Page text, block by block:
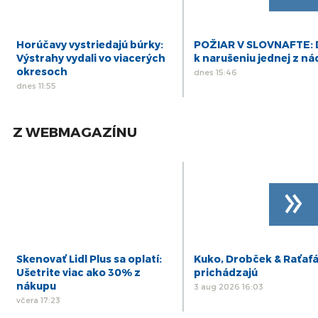
Horúčavy vystriedajú búrky:
Výstrahy vydali vo viacerých
okresoch
dnes 11:55
POŽIAR V SLOVNAFTE:
k narušeniu jednej z
dnes 15:46
Z WEBMAGAZÍNU
Skenovať Lidl Plus sa oplatí:
Ušetrite viac ako 30% z
nákupu
včera 17:23
Kuko, Drobček &
prichádzajú
3 aug 2026 16:03
»